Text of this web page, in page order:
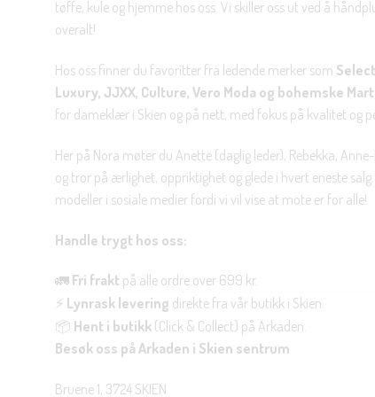
tøffe, kule og hjemme hos oss. Vi skiller oss ut ved å
overalt!
Hos oss finner du favoritter fra ledende merker som
Luxury, JJXX, Culture, Vero Moda og bohemske
for dameklær i Skien og på nett, med fokus på kvalitet og
Her på Nora møter du Anette (daglig leder), Rebekka,
og tror på ærlighet, oppriktighet og glede i hvert eneste
modeller i sosiale medier fordi vi vil vise at mote er for alle!
Handle trygt hos oss:
🚛 Fri frakt på alle ordre over 699 kr.
⚡ Lynrask levering direkte fra vår butikk i Skien.
📦 Hent i butikk (Click & Collect) på Arkaden.
Besøk oss på Arkaden i Skien sentrum
Bruene 1, 3724 SKIEN